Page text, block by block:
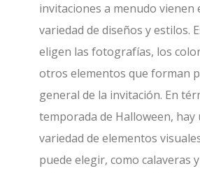
invitaciones a menudo vienen
variedad de diseños y estilos.
eligen las fotografías, los
otros elementos que forman
general de la invitación. En
temporada de Halloween, hay
variedad de elementos
puede elegir, como calaveras